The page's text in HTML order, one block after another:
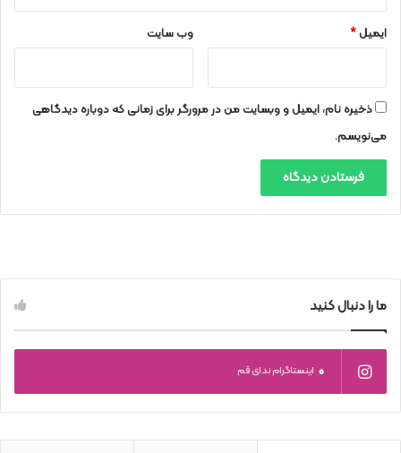
ایمیل* وب‌ سایت
ذخیره نام، ایمیل و وبسایت من در مرورگر برای زمانی که دوباره دیدگاهی
می‌نویسم.
ما را دنبال کنید
0 اینستاگرام ندای قم